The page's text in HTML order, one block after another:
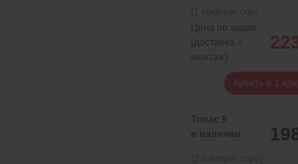
Цена по акции
(доставка +
монтаж)
Купить в 1
Топас 9
в наличии